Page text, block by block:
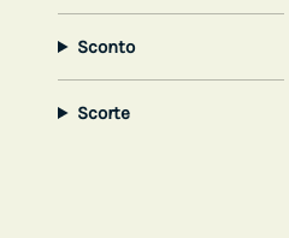
Sconto
Scorte